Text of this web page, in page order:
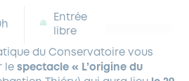
DE LA VILLE
Entrée
libre
du Conservatoire vous
le spectacle « L’origine du